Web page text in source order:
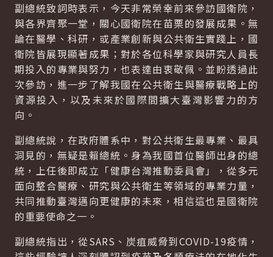
副總統致詞時表示，今天非常榮幸前來參訪國衛院，
與各界齊聚一堂，關心國衛院在苗栗的發展成果。無
論在醫學、科研，或產業創新與公共衛生實踐上，國
衛院皆展現顯著成果；對於各位科學家與研究人員長
期投入的專業與努力，也表達由衷敬佩。並盼透過此
次參訪，進一步了解我國在公共衛生與醫療戰略上的
資源投入，以及未來於國際間擴大臺灣影響力的方
向。
副總統說，在政府體系中，對公共衛生最專業、最具
洞見的，無疑是賴總統。身為我國首位醫師出身的總
統，上任後即成立「健康台灣推動委員會」，從多元
面向整合醫療、研究與公共衛生等領域的專業力量，
共同推動臺灣邁向更健康的未來，相信這也是國衛院
的重要使命之一。
副總統指出，從SARS 、炭疽威脅到COVID-19疫情，